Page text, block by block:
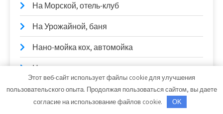
На Морской, отель-клуб
На Урожайной, баня
Нано-мойка кох, автомойка
Немо, сауна
Новинка, сауна
Этот веб-сайт использует файлы cookie для улучшения
пользовательского опыта. Продолжая пользоваться сайтом, вы даете
согласие на использование файлов cookie.
OK